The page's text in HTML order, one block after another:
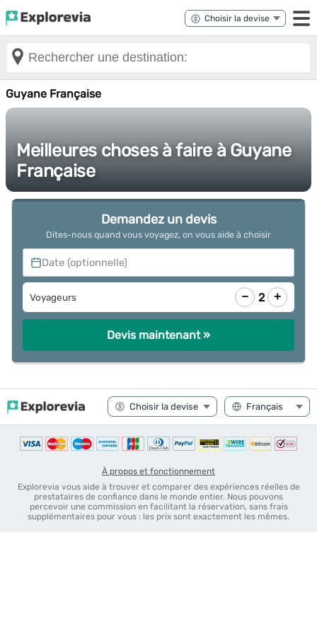
Guyane Française
Meilleures choses à faire à Guyane
Française
Demandez un devis
Dites-nous quand vous voyagez, on vous aide à choisir
Date (optionnelle)
Voyageurs − 2 +
Devis maintenant »
À propos et fonctionnement
Explorevia vous aide à trouver et comparer des expériences réelles de
prestataires de confiance dans le monde entier. Nous pouvons
percevoir une commission en facilitant la réservation, sans frais
supplémentaires pour vous : les prix sont exactement les mêmes.